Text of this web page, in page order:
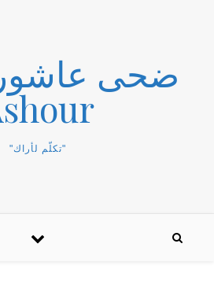
"تكلّم لأراك"